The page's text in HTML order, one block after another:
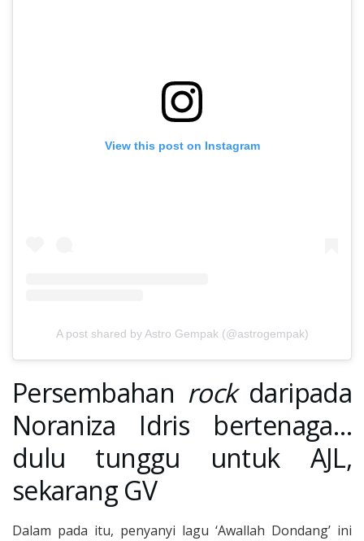
View this post on Instagram
A post shared by Astro Gempak (@astrogempak)
Persembahan rock daripada
Noraniza Idris bertenaga…
dulu tunggu untuk AJL,
sekarang GV
Dalam pada itu, penyanyi lagu ‘Awallah Dondang’ ini